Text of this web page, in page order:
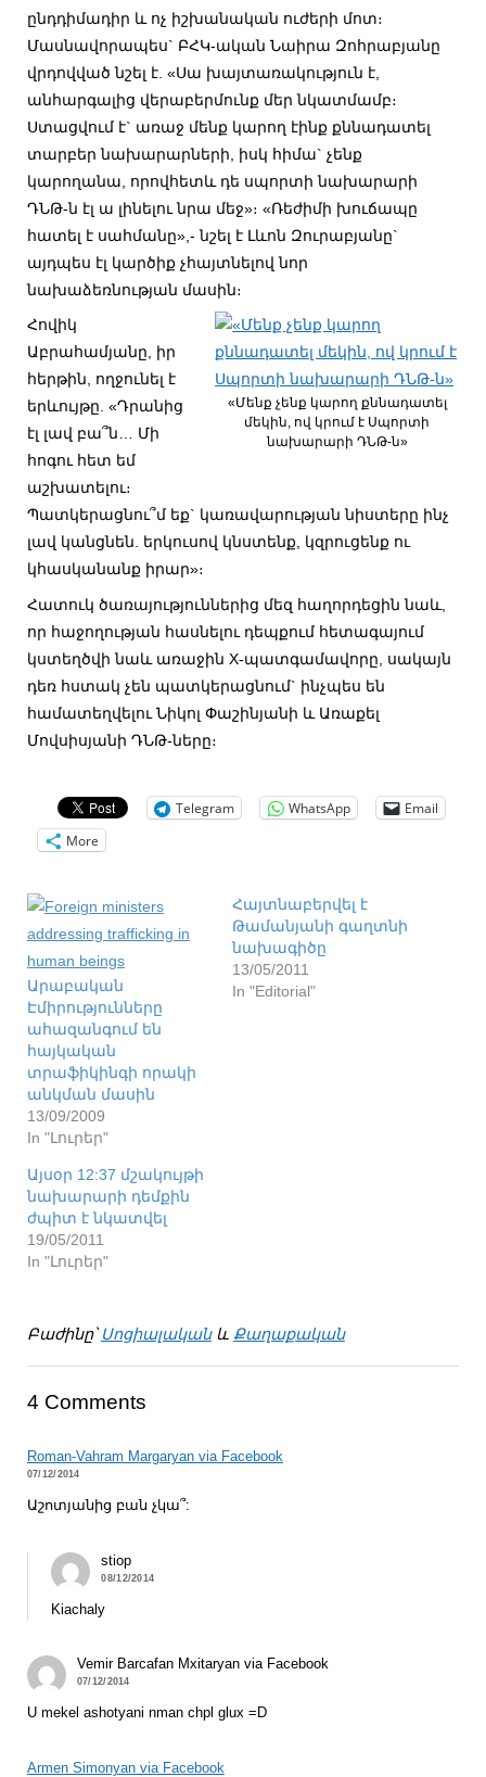
ընդդիմադիր և ոչ իշխանական ուժերի մոտ։
Մասնավորապես` ԲՀԿ-ական Նաիրա Զոհրաբյանը
վրդովված նշել է. «Սա խայտառակություն է,
անհարգալից վերաբերմունք մեր նկատմամբ։
Ստացվում է` առաջ մենք կարող էինք քննադատել
տարբեր նախարարների, իսկ հիմա` չենք
կարողանա, որովհետև դե սպորտի նախարարի
ԴՆԹ-ն էլ ա լինելու նրա մեջ»։ «Ռեժիմի խուճապը
հատել է սահմանը»,- նշել է Լևոն Զուրաբյանը`
այդպես էլ կարծիք չհայտնելով նոր
նախաձեռնության մասին։
«Մենք չենք կարող քննադատել
մեկին, ով կրում է Սպորտի
նախարարի ԴՆԹ-ն»
Հովիկ
Աբրահամյանը, իր
հերթին, ողջունել է
երևույթը. «Դրանից
էլ լավ բա՞ն… Մի
հոգու հետ եմ
աշխատելու։
Պատկերացնու՞մ եք` կառավարության նիստերը ինչ
լավ կանցնեն. երկուսով կնստենք, կզրուցենք ու
կհասկանանք իրար»։
Հատուկ ծառայություններից մեզ հաղորդեցին նաև,
որ հաջողության հասնելու դեպքում հետագայում
կստեղծվի նաև առաջին X-պատգամավորը, սակայն
դեռ հստակ չեն պատկերացնում` ինչպես են
համատեղվելու Նիկոլ Փաշինյանի և Առաքել
Մովսիսյանի ԴՆԹ-ները։
Telegram WhatsApp
Email
More
Արաբական
Էմիրությունները
ահազանգում են
հայկական
տրաֆիկինգի որակի
անկման մասին
13/09/2009
In "Լուրեր"
Հայտնաբերվել է
Թամանյանի գաղտնի
նախագիծը
13/05/2011
In "Editorial"
Այսօր 12:37 մշակույթի
նախարարի դեմքին
ժպիտ է նկատվել
19/05/2011
In "Լուրեր"
Բաժինը՝Սոցիալականև Քաղաքական
4 Comments
Roman-Vahram Margaryan via Facebook
07/12/2014
Աշոտյանից բան չկա՞:
stiop
08/12/2014
Kiachaly
Vemir Barcafan Mxitaryan via Facebook
07/12/2014
U mekel ashotyani nman chpl glux =D
Armen Simonyan via Facebook